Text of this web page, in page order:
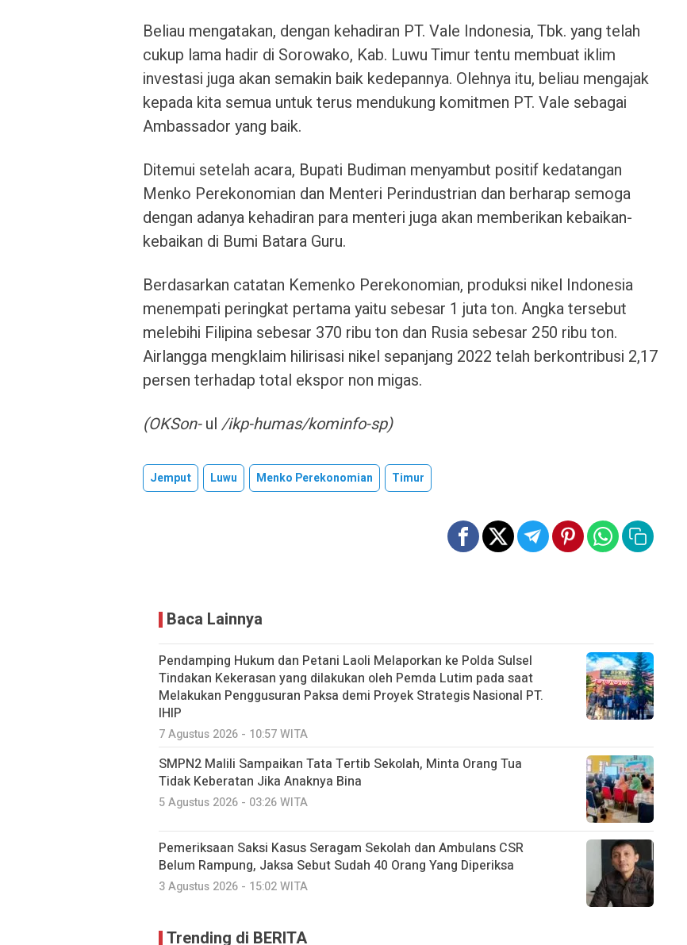
Beliau mengatakan, dengan kehadiran PT. Vale Indonesia, Tbk. yang telah
cukup lama hadir di Sorowako, Kab. Luwu Timur tentu membuat iklim
investasi juga akan semakin baik kedepannya. Olehnya itu, beliau mengajak
kepada kita semua untuk terus mendukung komitmen PT. Vale sebagai
Ambassador yang baik.
Ditemui setelah acara, Bupati Budiman menyambut positif kedatangan
Menko Perekonomian dan Menteri Perindustrian dan berharap semoga
dengan adanya kehadiran para menteri juga akan memberikan kebaikan-
kebaikan di Bumi Batara Guru.
Berdasarkan catatan Kemenko Perekonomian, produksi nikel Indonesia
menempati peringkat pertama yaitu sebesar 1 juta ton. Angka tersebut
melebihi Filipina sebesar 370 ribu ton dan Rusia sebesar 250 ribu ton.
Airlangga mengklaim hilirisasi nikel sepanjang 2022 telah berkontribusi 2,17
persen terhadap total ekspor non migas.
(OKSon-ul /ikp-humas/kominfo-sp)
Jemput Luwu Menko Perekonomian Timur
Baca Lainnya
Pendamping Hukum dan Petani Laoli Melaporkan ke Polda Sulsel
Tindakan Kekerasan yang dilakukan oleh Pemda Lutim pada saat
Melakukan Penggusuran Paksa demi Proyek Strategis Nasional PT.
IHIP
7 Agustus 2026 - 10:57 WITA
SMPN2 Malili Sampaikan Tata Tertib Sekolah, Minta Orang Tua
Tidak Keberatan Jika Anaknya Bina
5 Agustus 2026 - 03:26 WITA
Pemeriksaan Saksi Kasus Seragam Sekolah dan Ambulans CSR
Belum Rampung, Jaksa Sebut Sudah 40 Orang Yang Diperiksa
3 Agustus 2026 - 15:02 WITA
Trending di BERITA